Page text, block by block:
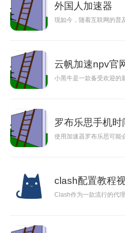
外国人加速器
现如今，随着互联网的普
云帆加速npv官
小黑牛是一款备受欢迎的
罗布乐思手机时
使用加速器罗布乐思可能
clash配置教程
Clash作为一款流行的代